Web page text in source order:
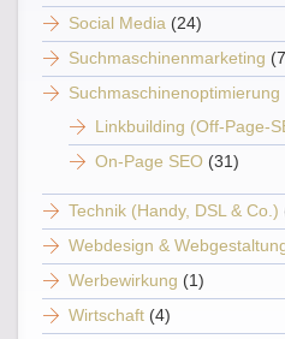
Social Media (24)
Suchmaschinenmarketing
Suchmaschinenoptimierung
Linkbuilding (Off-Page-
On-Page SEO (31)
Technik (Handy, DSL & Co.)
Webdesign &
Werbewirkung (1)
Wirtschaft (4)